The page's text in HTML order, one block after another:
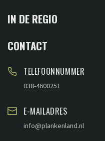
IN DE REGIO
CONTACT
TELEFOONNUMMER
038-4600251
E-MAILADRES
info@plankenland.nl